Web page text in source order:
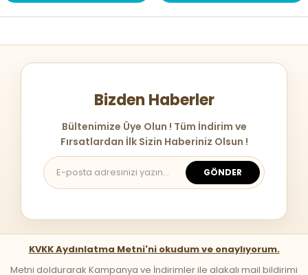
Bizden Haberler
Bültenimize Üye Olun ! Tüm İndirim ve
Fırsatlardan İlk Sizin Haberiniz Olsun !
GÖNDER
KVKK Aydınlatma Metni'ni okudum ve onaylıyorum.
Metni doldurarak Kampanya ve İndirimler ile alakalı mail bildirimi